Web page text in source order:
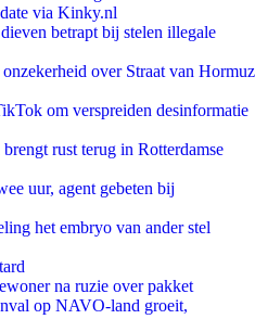
via Kinky.nl
betrapt bij stelen illegale
over Straat van Hormuz
om verspreiden desinformatie
rust terug in Rotterdamse
uur, agent gebeten bij
het embryo van ander stel
na ruzie over pakket
op NAVO-land groeit,